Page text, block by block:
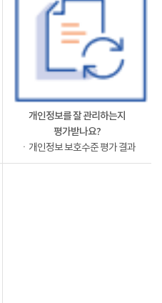
개인정보를 잘 관리하는지
평가받나요?
ㆍ개인정보 보호수준 평가 결과